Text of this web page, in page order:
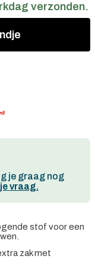
verzonden.
je graag nog
vraag.
stof voor een
zak met